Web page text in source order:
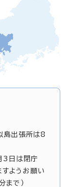
島出張所は8
3日は閉庁
ようお願い
まで）